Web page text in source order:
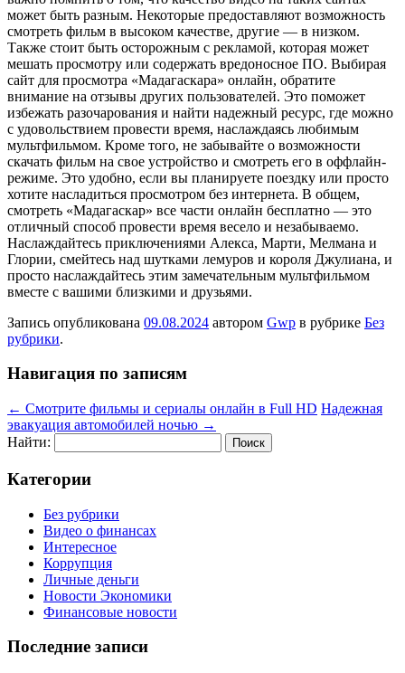
может быть разным. Некоторые предоставляют возможность
смотреть фильм в высоком качестве, другие — в низком.
Также стоит быть осторожным с рекламой, которая может
мешать просмотру или содержать вредоносное ПО. Выбирая
сайт для просмотра «Мадагаскара» онлайн, обратите
внимание на отзывы других пользователей. Это поможет
избежать разочарования и найти надежный ресурс, где можно
с удовольствием провести время, наслаждаясь любимым
мультфильмом. Кроме того, не забывайте о возможности
скачать фильм на свое устройство и смотреть его в оффлайн-
режиме. Это удобно, если вы планируете поездку или просто
хотите насладиться просмотром без интернета. В общем,
смотреть «Мадагаскар» все части онлайн бесплатно — это
отличный способ провести время весело и незабываемо.
Наслаждайтесь приключениями Алекса, Марти, Мелмана и
Глории, смейтесь над шутками лемуров и короля Джулиана, и
просто наслаждайтесь этим замечательным мультфильмом
вместе с вашими близкими и друзьями.
Запись опубликована 09.08.2024 автором Gwp в рубрике Без
рубрики.
Навигация по записям
← Смотрите фильмы и сериалы онлайн в Full HD Надежная
эвакуация автомобилей ночью →
Найти:
Категории
Без рубрики
Видео о финансах
Интересное
Коррупция
Личные деньги
Новости Экономики
Финансовые новости
Последние записи